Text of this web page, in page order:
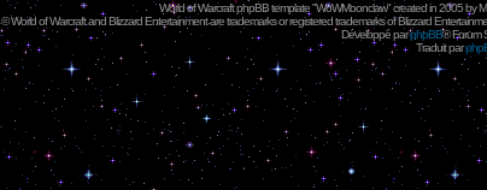
World of Warcraft phpBB template "WoWMoonclaw" created in 2005 by
©World of Warcraft and Blizzard Entertainment are trademarks or registered trademarks of Blizzard
Développé parphpBB® Forum
Traduit par